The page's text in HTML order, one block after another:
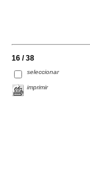
16 / 38
seleccionar
imprimir